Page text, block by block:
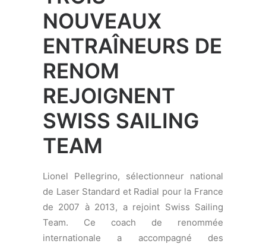
Lionel Pellegrino, sélectionneur national
de Laser Standard et Radial pour la France
de 2007 à 2013, a rejoint Swiss Sailing
Team. Ce coach de renommée
internationale a accompagné des
navigateurs très connus comme Jean-
Baptiste Bernard, Sarah Steyaert ou
encore Sophie de Turckheim dans leurs
carrières olympiques à Pékin et à Londres.
Il sera exclusivement chargé du projet
(Société Nautique de Genève).
Diego Romero, médaillé de bronze aux
Jeux Olympiques de Pékin en 2008 en
Laser, entraînera les navigateurs de Swiss